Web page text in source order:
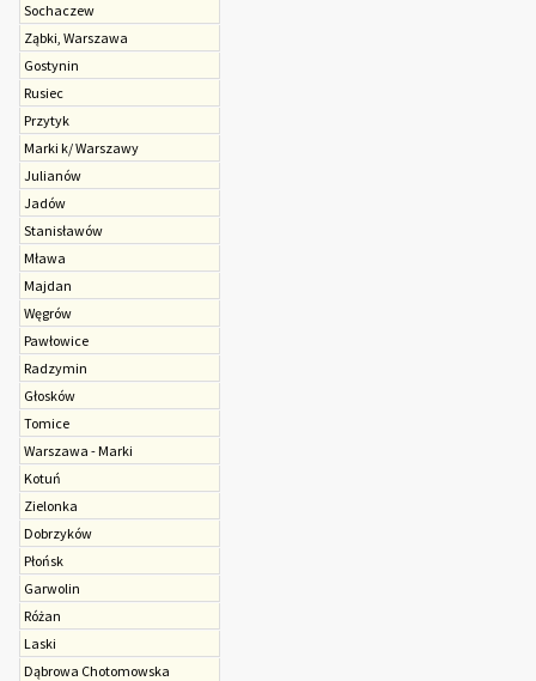
Sochaczew
Ząbki, Warszawa
Gostynin
Rusiec
Przytyk
Marki k/ Warszawy
Julianów
Jadów
Stanisławów
Mława
Majdan
Węgrów
Pawłowice
Radzymin
Głosków
Tomice
Warszawa - Marki
Kotuń
Zielonka
Dobrzyków
Płońsk
Garwolin
Różan
Laski
Dąbrowa Chotomowska